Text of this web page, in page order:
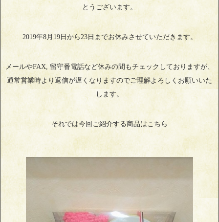
とうございます。
2019年8月19日から23日までお休みさせていただきます。
メールやFAX, 留守番電話など休みの間もチェックしておりますが、
通常営業時より返信が遅くなりますのでご理解よろしくお願いいた
します。
それでは今回ご紹介する商品はこちら